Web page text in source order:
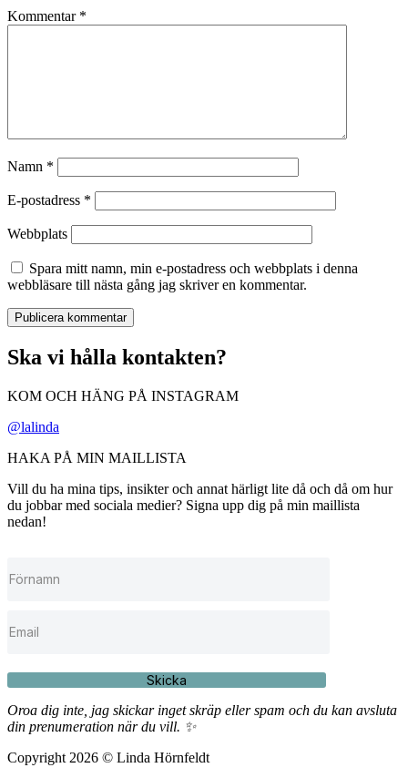
Kommentar *
Namn *
E-postadress *
Webbplats
Spara mitt namn, min e-postadress och webbplats i denna
webbläsare till nästa gång jag skriver en kommentar.
Ska vi hålla kontakten?
KOM OCH HÄNG PÅ INSTAGRAM
@lalinda
HAKA PÅ MIN MAILLISTA
Vill du ha mina tips, insikter och annat härligt lite då och då om hur
du jobbar med sociala medier? Signa upp dig på min maillista
nedan!
Skicka
Oroa dig inte, jag skickar inget skräp eller spam och du kan avsluta
din prenumeration när du vill. ✨
Copyright 2026 © Linda Hörnfeldt